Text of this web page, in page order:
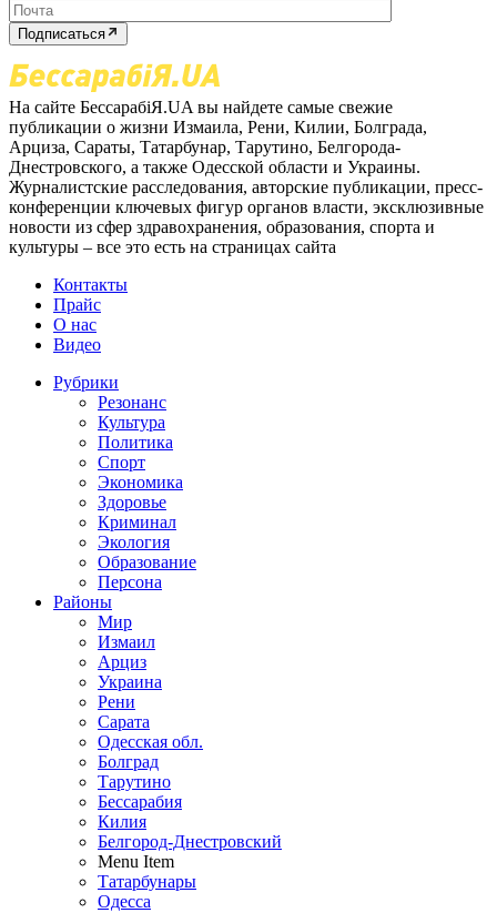
Подписаться
На сайте БессарабіЯ.UA вы найдете самые свежие
публикации о жизни Измаила, Рени, Килии, Болграда,
Арциза, Сараты, Татарбунар, Тарутино, Белгорода-
Днестровского, а также Одесской области и Украины.
Журналистские расследования, авторские публикации, пресс-
конференции ключевых фигур органов власти, эксклюзивные
новости из сфер здравохранения, образования, спорта и
культуры – все это есть на страницах сайта
Контакты
Прайс
О нас
Видео
Рубрики
Резонанс
Культура
Политика
Спорт
Экономика
Здоровье
Криминал
Экология
Образование
Персона
Районы
Мир
Измаил
Арциз
Украина
Рени
Сарата
Одесская обл.
Болград
Тарутино
Бессарабия
Килия
Белгород-Днестровский
Menu Item
Татарбунары
Одесса